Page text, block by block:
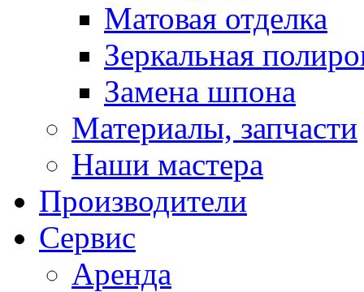
Матовая отделка
Зеркальная
Замена шпона
Материалы, запчасти
Наши мастера
Производители
Сервис
Аренда